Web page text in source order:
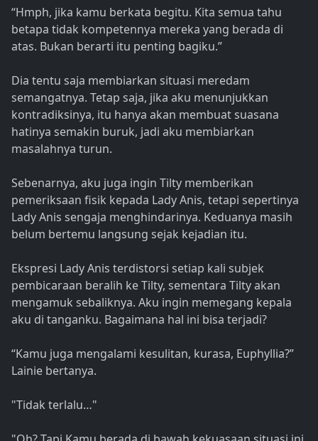
“Hmph, jika kamu berkata begitu. Kita semua tahu
betapa tidak kompetennya mereka yang berada di
atas. Bukan berarti itu penting bagiku.”
Dia tentu saja membiarkan situasi meredam
semangatnya. Tetap saja, jika aku menunjukkan
kontradiksinya, itu hanya akan membuat suasana
hatinya semakin buruk, jadi aku membiarkan
masalahnya turun.
Sebenarnya, aku juga ingin Tilty memberikan
pemeriksaan fisik kepada Lady Anis, tetapi sepertinya
Lady Anis sengaja menghindarinya. Keduanya masih
belum bertemu langsung sejak kejadian itu.
Ekspresi Lady Anis terdistorsi setiap kali subjek
pembicaraan beralih ke Tilty, sementara Tilty akan
mengamuk sebaliknya. Aku ingin memegang kepala
aku di tanganku. Bagaimana hal ini bisa terjadi?
“Kamu juga mengalami kesulitan, kurasa, Euphyllia?”
Lainie bertanya.
"Tidak terlalu…"